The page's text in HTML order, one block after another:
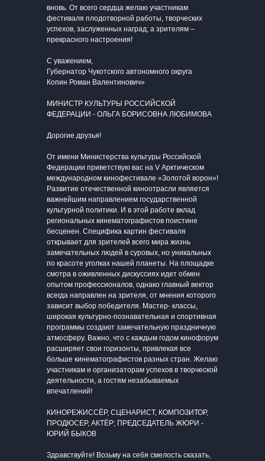
вновь. От всего сердца желаю участникам
фестиваля плодотворной работы, творческих
успехов, заслуженных наград; а зрителям –
прекрасного настроения!
С уважением,
Губернатор Чукотского автономного округа
Копин Роман Валентинович»
МИНИСТР КУЛЬТУРЫ РОССИЙСКОЙ
ФЕДЕРАЦИИ - ОЛЬГА БОРИСОВНА ЛЮБИМОВА
Дорогие друзья!
От имени Министерства культуры Российской
Федерации приветствую вас на V Арктическом
международном кинофестивале «Золотой ворон»!
Развитие отечественной киноотрасли является
важнейшим направлением государственной
культурной политики. И в этой работе вклад
региональных кинематографистов поистине
бесценен. Специфика картин фестиваля
открывает для зрителей всего мира жизнь
замечательных людей в суровых, но уникальных
по красоте уголках нашей планеты. На площадке
смотра в оживленных дискуссиях идет обмен
опытом профессионалов, однако главный вектор
всегда направлен на зрителя, от мнения которого
зависит выбор победителя. Мастер- классы,
широкая культурно-познавательная и спортивная
программы создают замечательную праздничную
атмосферу. Важно, что с каждым годом кинофорум
расширяет свои горизонты, привлекая все
больше кинематографистов разных стран. Желаю
участникам и организаторам успехов в творческой
деятельности, а гостям незабываемых
впечатлений!
КИНОРЕЖИССЁР, СЦЕНАРИСТ, КОМПОЗИТОР,
ПРОДЮСЕР, АКТЁР; ПРЕДСЕДАТЕЛЬ ЖЮРИ -
ЮРИЙ БЫКОВ
Здравствуйте! Возьму на себя смелость сказать,